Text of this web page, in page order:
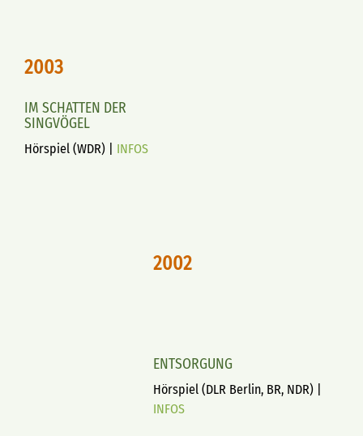
2003
IM SCHATTEN DER
SINGVÖGEL
Hörspiel (WDR) | INFOS
2002
ENTSORGUNG
Hörspiel (DLR Berlin, BR, NDR) |
INFOS